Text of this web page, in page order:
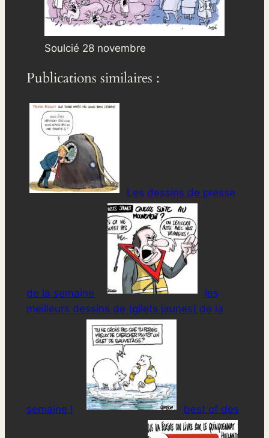
Soulcié 28 novembre
Publications similaires :
Les dessins de presse
de la semaine
les
meilleurs dessins de (gilets jaunes) de la
semaine ! best of des